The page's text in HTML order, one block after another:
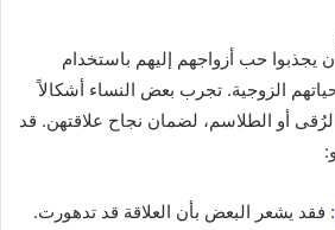
يجذبوا حب أزواجهم إليهم باستخدام
الزوجية. تجرب بعض النساء أشكالاً
أو الطلاسم، لضمان نجاح علاقتهن. قد
: فقد يشعر البعض بأن العلاقة قد تدهورت.